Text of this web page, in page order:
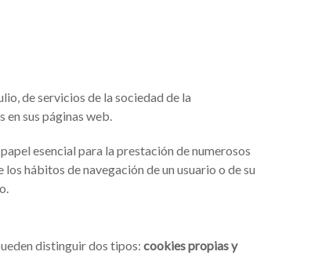
de servicios de la sociedad de la
sus páginas web.
esencial para la prestación de numerosos
hábitos de navegación de un usuario o de su
distinguir dos tipos: cookies propias y